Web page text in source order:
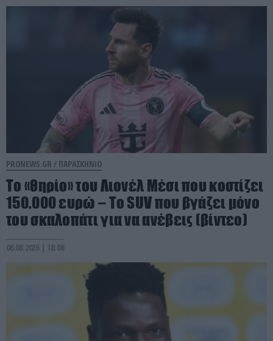
PRONEWS.GR / ΠΑΡΑΣΚΗΝΙΟ
Το «θηρίο» του Λιονέλ Μέσι που κοστίζει
150.000 ευρώ – Το SUV που βγάζει μόνο
του σκαλοπάτι για να ανέβεις (βίντεο)
06.08.2026 | 18:08